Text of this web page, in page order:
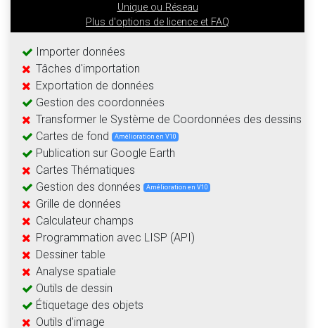
Unique ou Réseau
Plus d'options de licence et FAQ
Importer données
Tâches d'importation
Exportation de données
Gestion des coordonnées
Transformer le Système de Coordonnées des dessins
Cartes de fond
Amélioration en V10
Publication sur Google Earth
Cartes Thématiques
Gestion des données
Amélioration en V10
Grille de données
Calculateur champs
Programmation avec LISP (API)
Dessiner table
Analyse spatiale
Outils de dessin
Étiquetage des objets
Outils d'image